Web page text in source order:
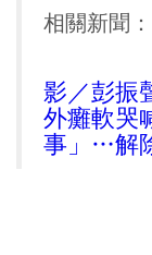
相關新聞：
影／彭振
外癱軟哭
事」…解